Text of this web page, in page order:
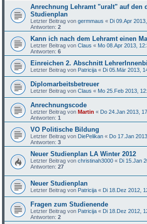
Anrechnung Lehramt "uralt" auf den
Studienplan
Letzter Beitrag vongermmaus « Di 09.Apr
Antworten:2
Kann ich nach dem Lehramt einen
Letzter Beitrag vonClaus « Mo 08.Apr 2013,
Antworten:6
Einreichen 2. Abschnitt
Letzter Beitrag von Patricija « Di 05.Mär 2013,
Diplomarbeitsbetreuer
Letzter Beitrag vonClaus « Mo 25.Feb 2013,
Anrechnungscode
Letzter Beitrag von Martin « Do 24.Jan 2013,
Antworten:1
VO Politische Bildung
Letzter Beitrag von DiePelikan « Do 17.Jan
Antworten:3
Neuer Studienplan LA Winter 2012
Letzter Beitrag vonchristinah3000 « Di 15.Jan
Antworten:27
Neuer Studienplan
Letzter Beitrag von Patricija « Di 18.Dez 2012,
Fragen zum Studienende
Letzter Beitrag von Patricija « Di 18.Dez 2012,
Antworten:2